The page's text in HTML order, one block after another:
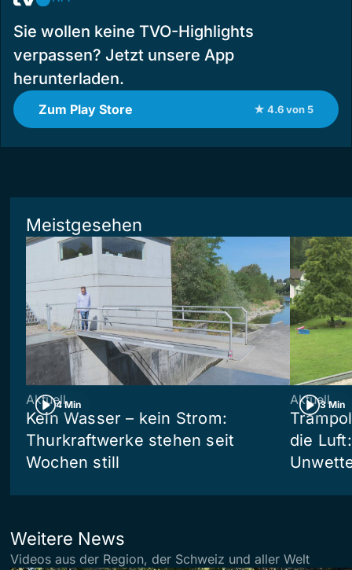
Sie wollen keine TVO-Highlights
verpassen? Jetzt unsere App
herunterladen.
Zum Play Store ★ 4.6 von 5
Meistgesehen
4 Min
Aktuell
Kein Wasser – kein Strom:
Thurkraftwerke stehen seit
Wochen still
3 Min
Aktuell
die
Weitere News
Videos aus der Region, der Schweiz und aller Welt